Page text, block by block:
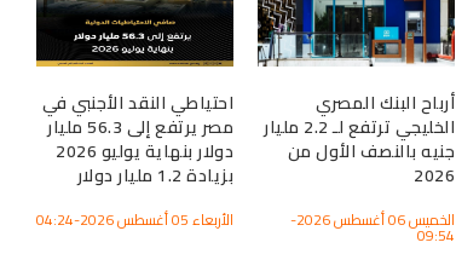
أرباح البنك المصري
الخليجي ترتفع لـ 2.2 مليار
جنيه بالنصف الأول من
2026
الخميس 06 أغسطس 2026-
09:54
احتياطي النقد الأجنبي في
مصر يرتفع إلى 56.3 مليار
دولار بنهاية يوليو 2026
بزيادة 1.2 مليار دولار
الأربعاء 05 أغسطس 2026-04:24